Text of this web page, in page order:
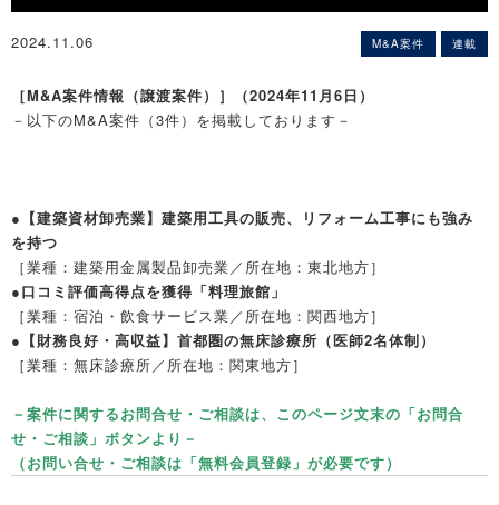
2024.11.06 M&A案件 連載
［M&A案件情報（譲渡案件）］（2024年11月6日）
－以下のM&A案件（3件）を掲載しております－
●【建築資材卸売業】建築用工具の販売、リフォーム工事にも強み
を持つ
［業種：建築用金属製品卸売業／所在地：東北地方］
●口コミ評価高得点を獲得「料理旅館」
［業種：宿泊・飲食サービス業／所在地：関西地方］
●【財務良好・高収益】首都圏の無床診療所（医師2名体制）
［業種：無床診療所／所在地：関東地方］
－案件に関するお問合せ・ご相談は、このページ文末の「お問合
せ・ご相談」ボタンより－
（お問い合せ・ご相談は「無料会員登録」が必要です）